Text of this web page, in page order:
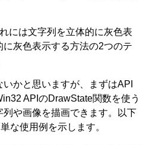
には文字列を立体的に灰色表
灰色表示する方法の2つのテ
かと思いますが、まずはAPI
APIのDrawState関数を使う
や画像を描画できます。以下
な使用例を示します。